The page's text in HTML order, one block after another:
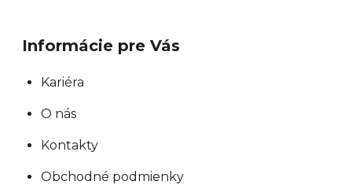
Informácie pre Vás
Kariéra
O nás
Kontakty
Obchodné podmienky